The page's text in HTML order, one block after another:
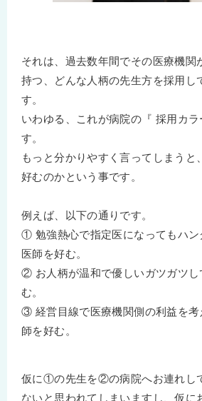
それは、過去数年間でその医療機関
持つ、どんな人柄の先生方を採用し
す。
いわゆる、これが病院の『 採用カ
す。
もっと分かりやすく言ってしまうと
好むのかという事です。
例えば、以下の通りです。
① 勉強熱心で指定医になってもハン
医師を好む。
② お人柄が温和で優しいガツガツし
む。
③ 経営目線で医療機関側の利益を考
師を好む。
仮に①の先生を②の病院へお連れし
ないと思われてしまいますし、仮に